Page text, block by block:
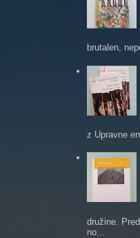
brutalen,
z Upravne
družine.
no...